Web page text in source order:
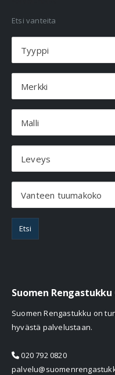
Etsi vanteita
Tyyppi
Merkki
Malli
Leveys
Vanteen tuumakoko
Etsi
Suomen Rengastukku
Suomen Rengastukku on
hyvästä palvelustaan.
020 792 0820